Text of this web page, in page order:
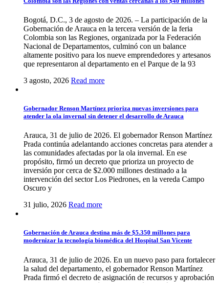
Bogotá, D.C., 3 de agosto de 2026. – La participación de la
Gobernación de Arauca en la tercera versión de la feria
Colombia son las Regiones, organizada por la Federación
Nacional de Departamentos, culminó con un balance
altamente positivo para los nueve emprendedores y artesanos
que representaron al departamento en el Parque de la 93
3 agosto, 2026 Read more
Gobernador Renson Martínez prioriza nuevas inversiones para
atender la ola invernal sin detener el desarrollo de Arauca
Arauca, 31 de julio de 2026. El gobernador Renson Martínez
Prada continúa adelantando acciones concretas para atender a
las comunidades afectadas por la ola invernal. En ese
propósito, firmó un decreto que prioriza un proyecto de
inversión por cerca de $2.000 millones destinado a la
intervención del sector Los Piedrones, en la vereda Campo
Oscuro y
31 julio, 2026 Read more
Gobernación de Arauca destina más de $5.350 millones para
modernizar la tecnología biomédica del Hospital San Vicente
Arauca, 31 de julio de 2026. En un nuevo paso para fortalecer
la salud del departamento, el gobernador Renson Martínez
Prada firmó el decreto de asignación de recursos y aprobación